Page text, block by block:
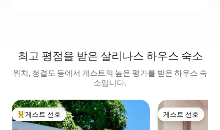
최고 평점을 받은 살리나스 하우스 숙소
위치, 청결도 등에서 게스트의 높은 평가를 받은 하우스 숙
소입니다.
상위 게스트 선호
게스트 선호 게스트 선호
게스트 선호